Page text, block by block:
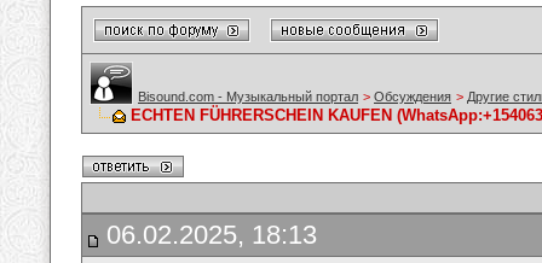
Bisound.com - Музыкальный портал > Обсуждения > Другие
ECHTEN FÜHRERSCHEIN KAUFEN
06.02.2025, 18:13